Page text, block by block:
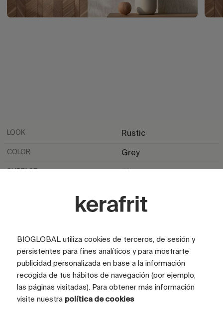
LOOK Rustic
COLOR Grey
2 tiles
BIOGLOBAL utiliza cookies de terceros, de sesión y
persistentes para fines analíticos y para mostrarte
publicidad personalizada en base a la información
recogida de tus hábitos de navegación (por ejemplo,
las páginas visitadas). Para obtener más información
visite nuestra política de cookies